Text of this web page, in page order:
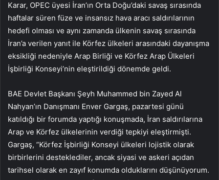
Karar, OPEC üyesi İran’ın Orta Doğu’daki savaş sırasında
haftalar süren füze ve insansız hava aracı saldırılarının
hedefi olması ve aynı zamanda ülkenin savaş sırasında
İran’a verilen yanıt ile Körfez ülkeleri arasındaki dayanışma
eksikliği nedeniyle Arap Birliği ve Körfez Arap Ülkeleri
İşbirliği Konseyi’nin eleştirildiği dönemde geldi.
BAE Devlet Başkanı Şeyh Muhammed bin Zayed Al
Nahyan’ın Danışmanı Enver Gargaş, pazartesi günü
katıldığı bir forumda yaptığı konuşmada, İran saldırılarına
Arap ve Körfez ülkelerinin verdiği tepkiyi eleştirmişti.
Gargaş, “Körfez İşbirliği Konseyi ülkeleri lojistik olarak
birbirlerini desteklediler, ancak siyasi ve askeri açıdan
tarihsel olarak en zayıf konumda olduklarını düşünüyorum.